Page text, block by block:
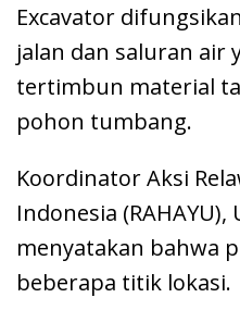
Excavator
jalan dan saluran air
tertimbun material
pohon tumbang.
Koordinator Aksi
Indonesia (RAHAYU),
menyatakan bahwa
beberapa titik lokasi.